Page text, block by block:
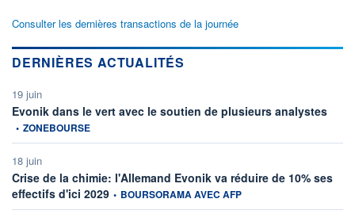
Consulter les dernières transactions de la journée
DERNIÈRES ACTUALITÉS
19 juin
Evonik dans le vert avec le soutien de plusieurs analystes
• ZONEBOURSE
18 juin
Crise de la chimie: l'Allemand Evonik va réduire de 10% ses
effectifs d'ici 2029information fournie par
• BOURSORAMA AVEC AFP